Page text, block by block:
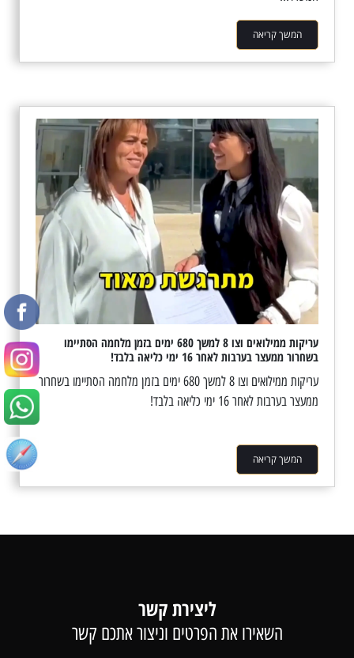
המשך קריאה
עריקות ממילואים וצו 8 למשך 680 ימים בזמן מלחמה הסתיימו
בשחרור ממעצר בערבות לאחר 16 ימי כליאה בלבד!
עריקות ממילואים וצו 8 למשך 680 ימים בזמן מלחמה הסתיימו בשחרור
ממעצר בערבות לאחר 16 ימי כליאה בלבד!
המשך קריאה
ליצירת קשר
השאירו את הפרטים וניצור אתכם קשר